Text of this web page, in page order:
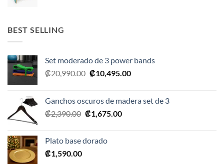
BEST SELLING
Set moderado de 3 power bands
₡20,990.00 El
era:
₡20,990.00.
₡10,495.00El
es:
Ganchos oscuros de madera set de 3
₡2,390.00 El
era:
₡1,675.00El
Plato base dorado
₡1,590.00